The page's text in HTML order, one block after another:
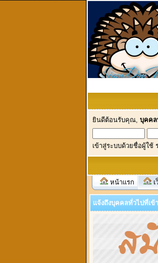
ยินดีต้อนรับคุณ, บุคคล
เข้าสู่ระบบด้วยชื่อผู้ใช้
หน้าแรก
แจ้งถึงบุคคลทั่วไปที่เข้